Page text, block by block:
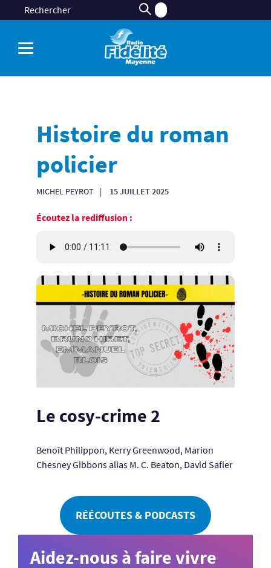
Histoire du roman
policier
MICHEL PEYROT 15 JUILLET 2025
Écoutez la rediffusion :
Le cosy-crime 2
Benoît Philippon, Kerry Greenwood, Marion
Chesney Gibbons alias M. C. Beaton, David Safier
RÉÉCOUTES & PODCASTS
Aidez-nous à faire vivre